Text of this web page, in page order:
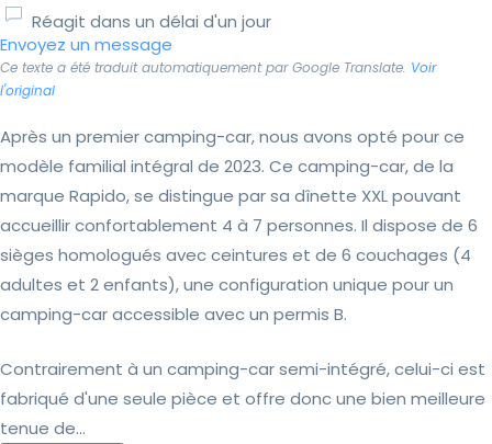
Réagit dans un délai d'un jour
Envoyez un message
Ce texte a été traduit automatiquement par Google Translate. Voir
l'original
Après un premier camping-car, nous avons opté pour ce
modèle familial intégral de 2023. Ce camping-car, de la
marque Rapido, se distingue par sa dînette XXL pouvant
accueillir confortablement 4 à 7 personnes. Il dispose de 6
sièges homologués avec ceintures et de 6 couchages (4
adultes et 2 enfants), une configuration unique pour un
camping-car accessible avec un permis B.
Contrairement à un camping-car semi-intégré, celui-ci est
fabriqué d'une seule pièce et offre donc une bien meilleure
tenue de...